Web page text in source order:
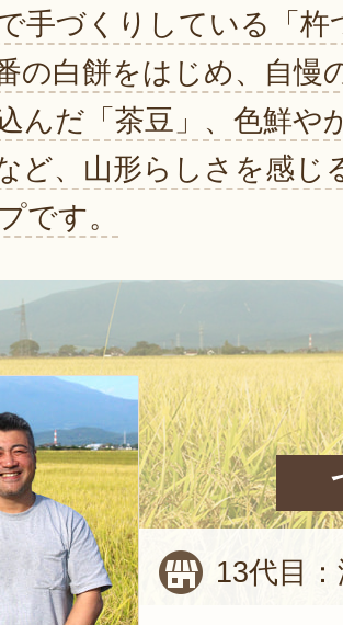
手づくりしている「杵
の白餅をはじめ、自慢
んだ「茶豆」、色鮮や
ど、山形らしさを感じ
です。
13代目